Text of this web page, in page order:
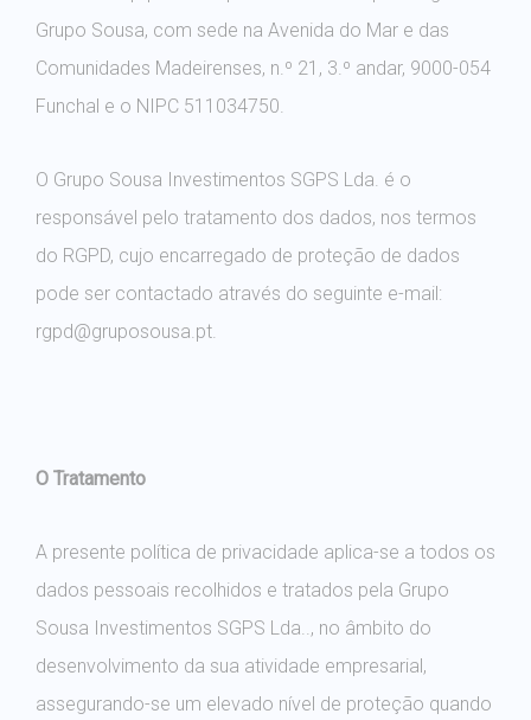
Grupo Sousa, com sede na Avenida do Mar e das
Comunidades Madeirenses, n.º 21, 3.º andar, 9000-054
Funchal e o NIPC 511034750.
O Grupo Sousa Investimentos SGPS Lda. é o
responsável pelo tratamento dos dados, nos termos
do RGPD, cujo encarregado de proteção de dados
pode ser contactado através do seguinte e-mail:
rgpd@gruposousa.pt.
O Tratamento
A presente política de privacidade aplica-se a todos os
dados pessoais recolhidos e tratados pela Grupo
Sousa Investimentos SGPS Lda.., no âmbito do
desenvolvimento da sua atividade empresarial,
assegurando-se um elevado nível de proteção quando